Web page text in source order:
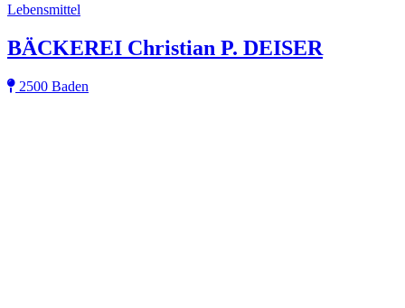
Lebensmittel
BÄCKEREI Christian P. DEISER
2500 Baden